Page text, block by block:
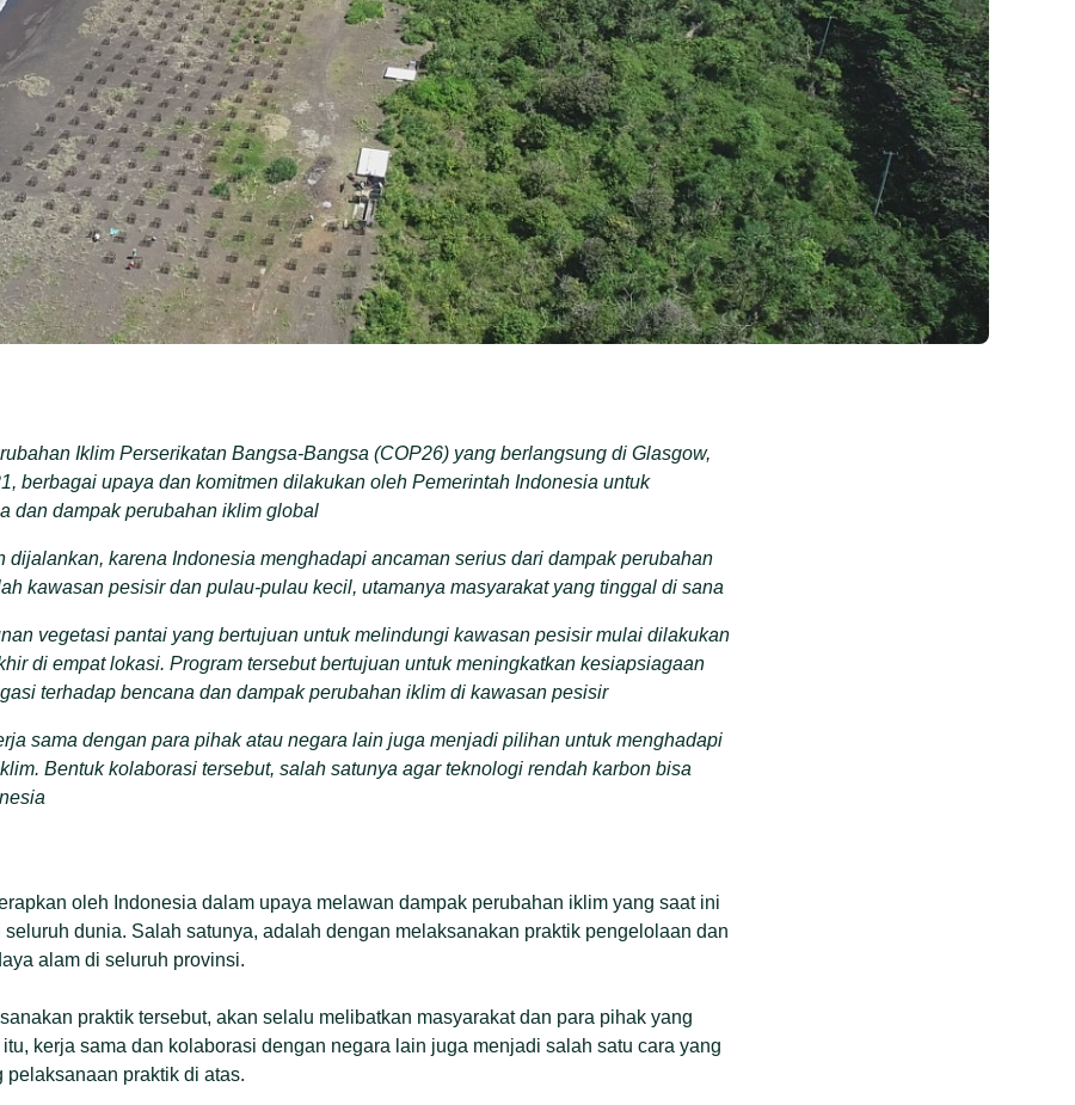
Iklim Perserikatan Bangsa-Bangsa (COP26) yang berlangsung di Glasgow,
berbagai upaya dan komitmen dilakukan oleh Pemerintah Indonesia untuk
dan dampak perubahan iklim global
dijalankan, karena Indonesia menghadapi ancaman serius dari dampak perubahan
kawasan pesisir dan pulau-pulau kecil, utamanya masyarakat yang tinggal di sana
vegetasi pantai yang bertujuan untuk melindungi kawasan pesisir mulai dilakukan
di empat lokasi. Program tersebut bertujuan untuk meningkatkan kesiapsiagaan
terhadap bencana dan dampak perubahan iklim di kawasan pesisir
sama dengan para pihak atau negara lain juga menjadi pilihan untuk menghadapi
Bentuk kolaborasi tersebut, salah satunya agar teknologi rendah karbon bisa
oleh Indonesia dalam upaya melawan dampak perubahan iklim yang saat ini
dunia. Salah satunya, adalah dengan melaksanakan praktik pengelolaan dan
alam di seluruh provinsi.
praktik tersebut, akan selalu melibatkan masyarakat dan para pihak yang
kerja sama dan kolaborasi dengan negara lain juga menjadi salah satu cara yang
praktik di atas.